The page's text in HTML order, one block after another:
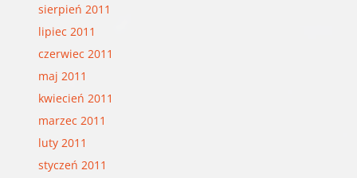
sierpień 2011
lipiec 2011
czerwiec 2011
maj 2011
kwiecień 2011
marzec 2011
luty 2011
styczeń 2011